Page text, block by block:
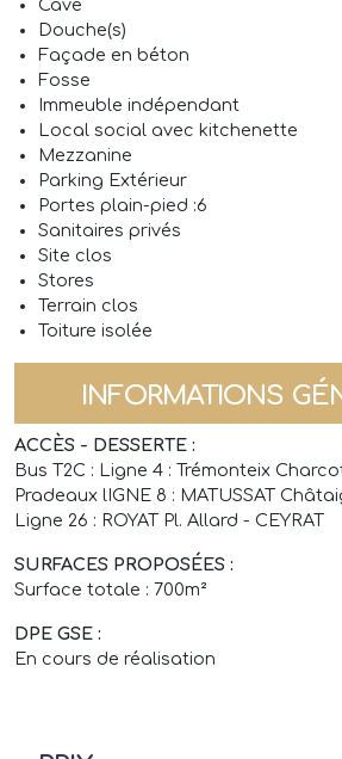
Cave
Douche(s)
Façade en béton
Fosse
Immeuble indépendant
Local social avec kitchenette
Mezzanine
Parking Extérieur
Portes plain-pied :6
Sanitaires privés
Site clos
Stores
Terrain clos
Toiture isolée
INFORMATIONS
ACCÈS - DESSERTE :
Bus T2C : Ligne 4 : Trémonteix
Pradeaux lIGNE 8 : MATUSSAT
Ligne 26 : ROYAT Pl. Allard - CEYRAT
SURFACES PROPOSÉES :
Surface totale : 700m²
DPE GSE :
En cours de réalisation